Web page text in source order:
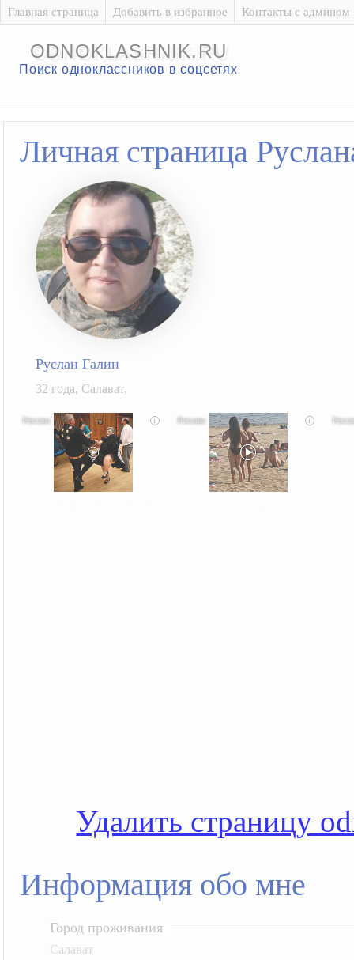
Главная страница Добавить в избранное Контакты с админом
ODNOKLASHNIK.RU
Поиск одноклассников в соцсетях
Личная страница
Руслан Галин
32 года, Салават,
i i
Удалить страницу
Информация обо мне
Город проживания
Салават